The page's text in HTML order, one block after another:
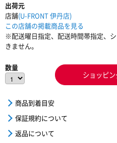
出荷元
店舗(U-FRONT 伊丹店)
この店舗の掲載商品を見る
※配送曜日指定、配送時間帯指定、
きません。
数量
ショッピ
商品到着目安
保証規約について
返品について